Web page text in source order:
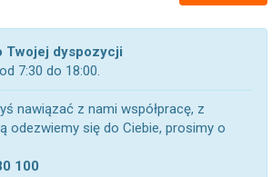
Twojej dyspozycji
7:30 do 18:00.
nawiązać z nami współpracę, z
odezwiemy się do Ciebie, prosimy o
100